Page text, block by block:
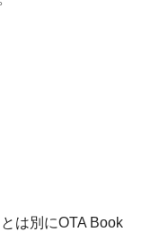
は別にOTA Book